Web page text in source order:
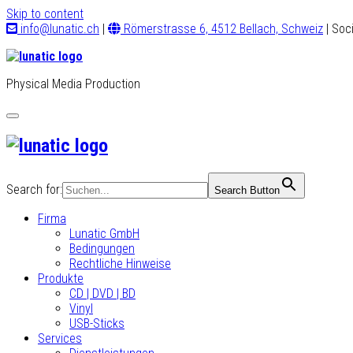
Skip to content
info@lunatic.ch | Römerstrasse 6, 4512 Bellach, Schweiz |
Physical Media Production
Toggle
navigation
Search for: Search Button
Firma
Lunatic GmbH
Bedingungen
Rechtliche Hinweise
Produkte
CD | DVD | BD
Vinyl
USB-Sticks
Services